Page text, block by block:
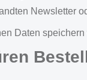
Newsletter
Daten